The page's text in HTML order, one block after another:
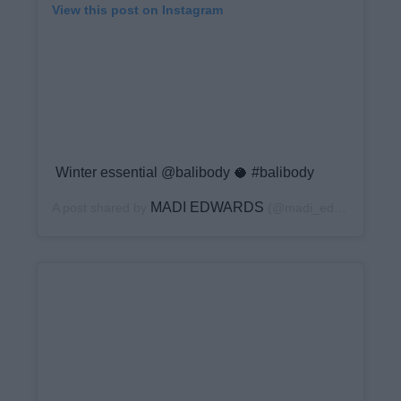
View this post on Instagram
Winter essential @balibody 🥥 #balibody
MADI EDWARDS